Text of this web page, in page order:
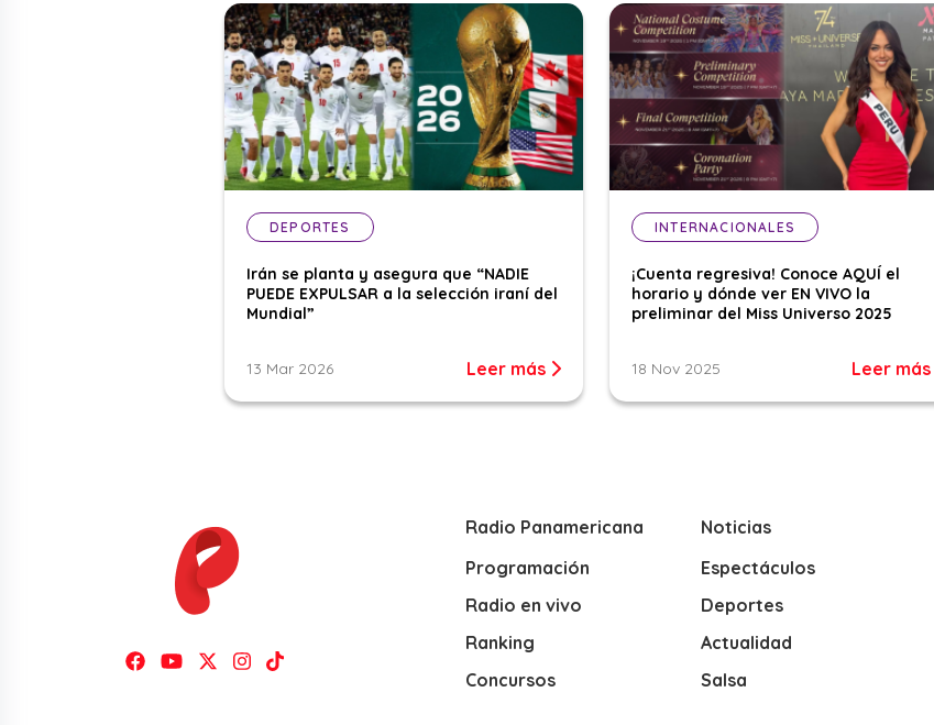
DEPORTES
Irán se planta y asegura que “NADIE
PUEDE EXPULSAR a la selección iraní del
Mundial”
13 Mar 2026 Leer más
INTERNACIONALES
¡Cuenta regresiva! Conoce AQUÍ el
horario y dónde ver EN VIVO la
preliminar del Miss Universo 2025
18 Nov 2025 Leer más
Radio Panamericana
Programación
Radio en vivo
Ranking
Concursos
Noticias
Espectáculos
Deportes
Actualidad
Salsa